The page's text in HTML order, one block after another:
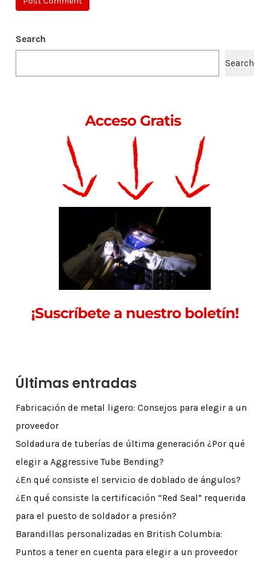
Search
Search
Últimas entradas
Fabricación de metal ligero: Consejos para elegir a un
proveedor
Soldadura de tuberías de última generación ¿Por qué
elegir a Aggressive Tube Bending?
¿En qué consiste el servicio de doblado de ángulos?
¿En qué consiste la certificación “Red Seal” requerida
para el puesto de soldador a presión?
Barandillas personalizadas en British Columbia:
Puntos a tener en cuenta para elegir a un proveedor